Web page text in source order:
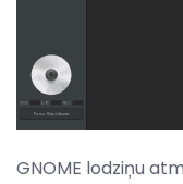
GNOME lodziņu